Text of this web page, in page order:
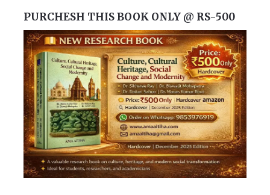
PURCHESH THIS BOOK ONLY @ RS-500